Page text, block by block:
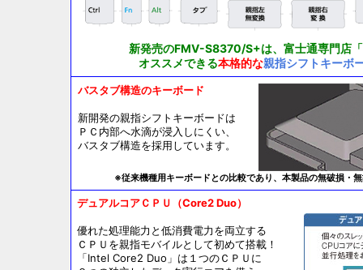
新発売のFMV-S8370/S+は、富士通専門店
オススメできる本格的な親指シフトキーボ
バスタブ構造のキーボード
新開発の親指シフトキーボードは
ＰＣ内部へ水滴が浸入しにくい、
バスタブ構造を採用しています。
※従来機種用キーボードとの比較であり、本製品の無破損・
デュアルコアＣＰＵ（Core2 Duo）
優れた処理能力と低消費電力を両立する
ＣＰＵを親指モバイルとして初めて搭載！
「Intel Core2 Duo」は１つのＣＰＵに